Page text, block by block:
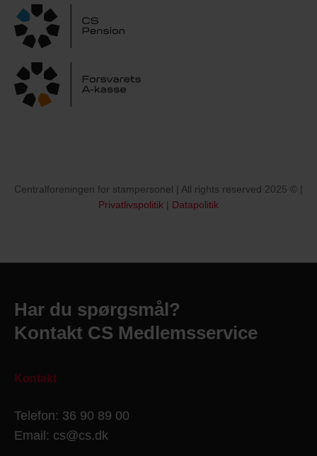
Centralforeningen for stampersonel | All rights reserved 2025 © |
Privatlivspolitik | Datapolitik
Har du spørgsmål?
Kontakt CS Medlemsservice
Kontakt
Telefon: 36 90 89 00
Email: cs@cs.dk